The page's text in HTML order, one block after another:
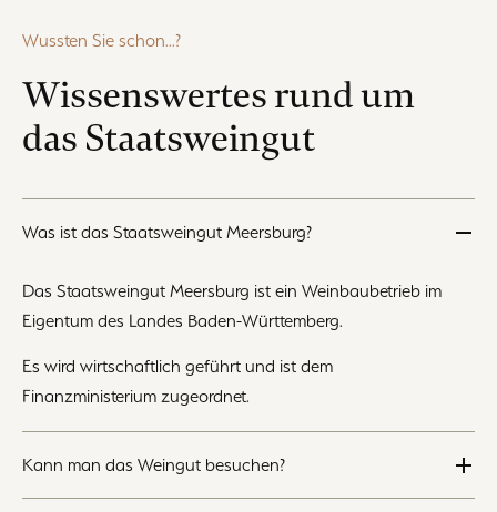
Wussten Sie schon...?
Wissenswertes rund um
das Staatsweingut
Was ist das Staatsweingut Meersburg?
Das Staatsweingut Meersburg ist ein Weinbaubetrieb im
Eigentum des Landes Baden-Württemberg.
Es wird wirtschaftlich geführt und ist dem
Finanzministerium zugeordnet.
Kann man das Weingut besuchen?